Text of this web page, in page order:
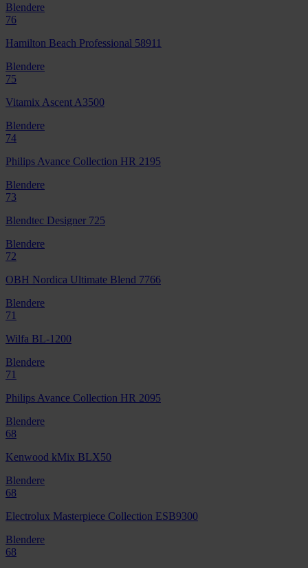
Blendere
76
Hamilton Beach Professional 58911
Blendere
75
Vitamix Ascent A3500
Blendere
74
Philips Avance Collection HR 2195
Blendere
73
Blendtec Designer 725
Blendere
72
OBH Nordica Ultimate Blend 7766
Blendere
71
Wilfa BL-1200
Blendere
71
Philips Avance Collection HR 2095
Blendere
68
Kenwood kMix BLX50
Blendere
68
Electrolux Masterpiece Collection ESB9300
Blendere
68